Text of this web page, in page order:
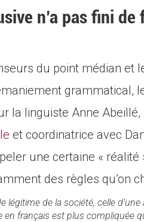
n’a pas fini
du point médian et
grammatical,
la linguiste Anne
et coordinatrice avec
une certaine «
des règles qu’on
légitime de la société, celle
français est plus compliquée